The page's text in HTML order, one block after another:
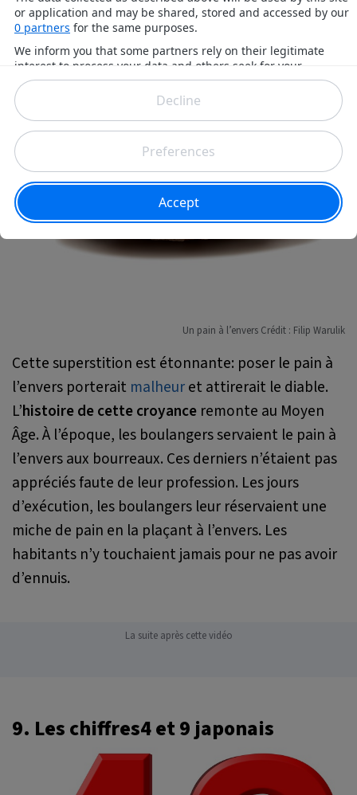
8. Le pain présenté à l’envers attire
le diable
Un pain à l’envers Crédit : Filip Warulik
Cette superstition est étonnante: poser le pain à
l’envers porterait malheuret attirerait le diable.
L’histoire de cette croyance remonte au Moyen
Âge. À l’époque, les boulangers servaient le pain à
l’envers aux bourreaux. Ces derniers n’étaient pas
appréciés faute de leur profession. Les jours
d’exécution, les boulangers leur réservaient une
miche de pain en la plaçant à l’envers. Les
habitants n’y touchaient jamais pour ne pas avoir
d’ennuis.
La suite après cette vidéo
9. Les chiffres4 et 9 japonais